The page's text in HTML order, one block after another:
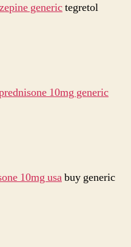
generictegretol
10mg generic
10mg usabuy generic